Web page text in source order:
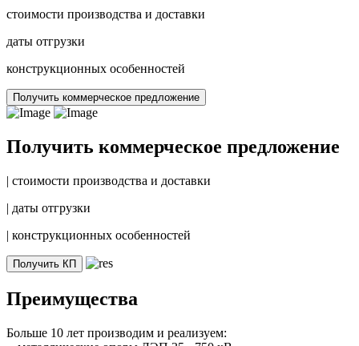
стоимости производства и доставки
даты отгрузки
конструкционных особенностей
Получить коммерческое предложение
Получить коммерческое предложение
| стоимости производства и доставки
| даты отгрузки
| конструкционных особенностей
Получить КП
Преимущества
Больше 10 лет производим и реализуем: